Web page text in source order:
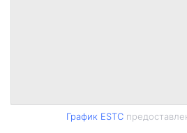
График ESTC